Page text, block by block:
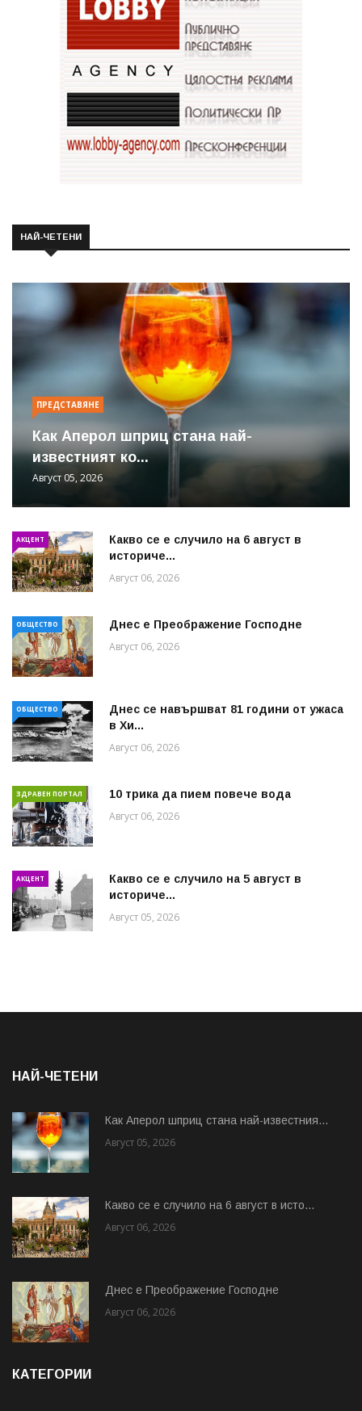
НАЙ-ЧЕТЕНИ
ПРЕДСТАВЯНЕ
Как Аперол шприц стана най-
известният ко...
Август 05, 2026
АКЦЕНТ
Какво се е случило на 6 август в
историче...
Август 06, 2026
ОБЩЕСТВО Днес е Преображение Господне
Август 06, 2026
ОБЩЕСТВО
Днес се навършват 81 години от ужаса
в Хи...
Август 06, 2026
ЗДРАВЕН ПОРТАЛ 10 трика да пием повече вода
Август 06, 2026
АКЦЕНТ
Какво се е случило на 5 август в
историче...
Август 05, 2026
НАЙ-ЧЕТЕНИ
Как Аперол шприц стана най-известния...
Август 05, 2026
Какво се е случило на 6 август в исто...
Август 06, 2026
Днес е Преображение Господне
Август 06, 2026
КАТЕГОРИИ